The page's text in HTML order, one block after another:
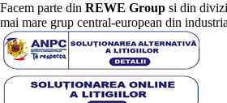
Facem parte din REWE Group si din
mai mare grup central-european din